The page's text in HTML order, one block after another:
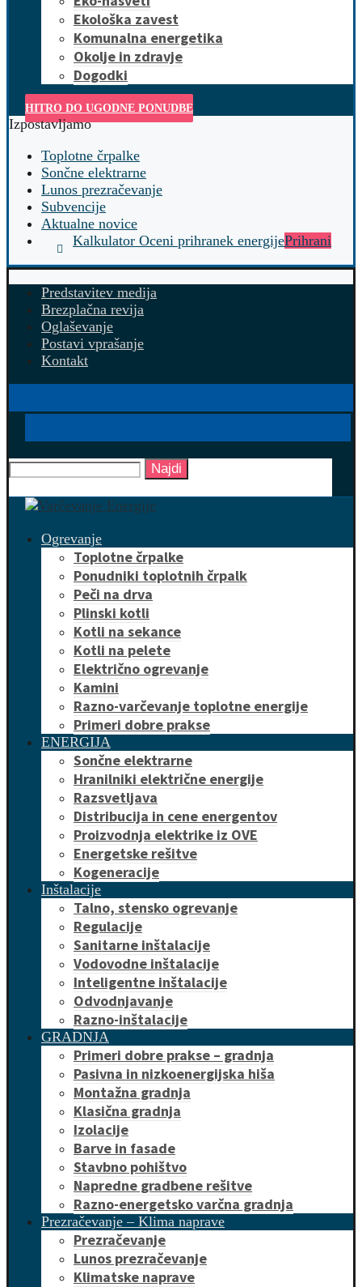
Ekološka zavest
Komunalna energetika
Okolje in zdravje
Dogodki
HITRO DO UGODNE PONUDBE
Izpostavljamo
Toplotne črpalke
Sončne elektrarne
Lunos prezračevanje
Subvencije
Aktualne novice
Kalkulator Oceni prihranek energijePrihrani
Predstavitev medija
Brezplačna revija
Oglaševanje
Postavi vprašanje
Kontakt
Najdi
Ogrevanje
Toplotne črpalke
Ponudniki toplotnih črpalk
Peči na drva
Plinski kotli
Kotli na sekance
Kotli na pelete
Električno ogrevanje
Kamini
Razno-varčevanje toplotne energije
Primeri dobre prakse
ENERGIJA
Sončne elektrarne
Hranilniki električne energije
Razsvetljava
Distribucija in cene energentov
Proizvodnja elektrike iz OVE
Energetske rešitve
Kogeneracije
Inštalacije
Talno, stensko ogrevanje
Regulacije
Sanitarne inštalacije
Vodovodne inštalacije
Inteligentne inštalacije
Odvodnjavanje
Razno-inštalacije
GRADNJA
Primeri dobre prakse – gradnja
Pasivna in nizkoenergijska hiša
Montažna gradnja
Klasična gradnja
Izolacije
Barve in fasade
Stavbno pohištvo
Napredne gradbene rešitve
Razno-energetsko varčna gradnja
Prezračevanje – Klima naprave
Prezračevanje
Lunos prezračevanje
Klimatske naprave